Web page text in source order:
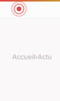
Accueil›Actu